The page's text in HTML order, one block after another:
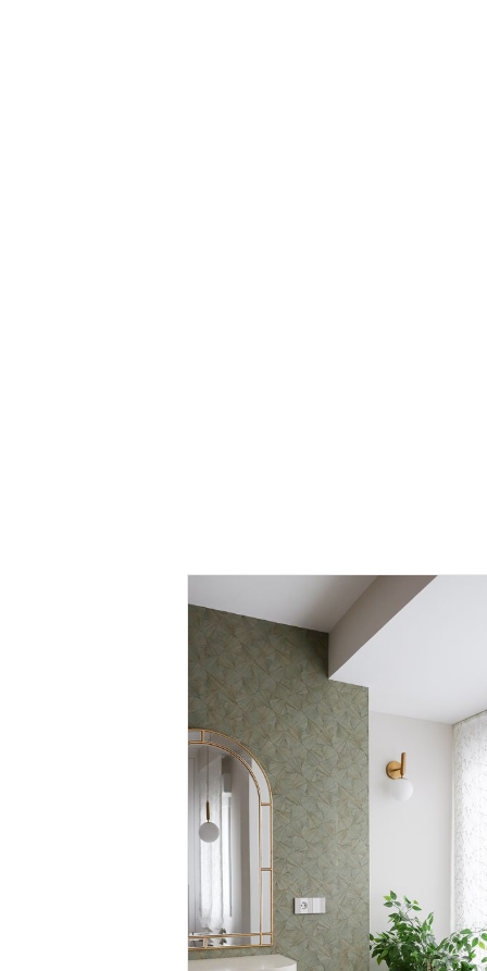
Video de reforma de
Burgos. Cimbra47.